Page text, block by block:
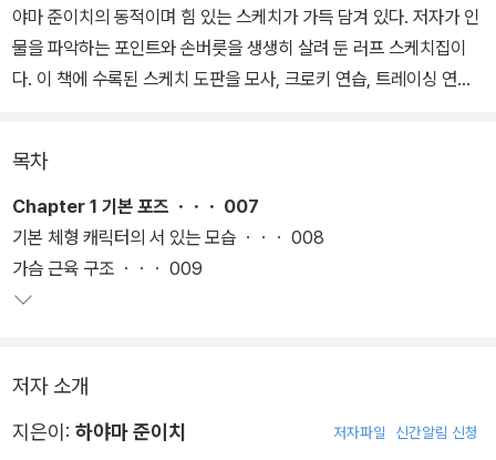
야마 준이치의 동적이며 힘 있는 스케치가 가득 담겨 있다. 저자가 인
물을 파악하는 포인트와 손버릇을 생생히 살려 둔 러프 스케치집이
다. 이 책에 수록된 스케치 도판을 모사, 크로키 연습, 트레이싱 연습,
이 책에는 기본 체형부터 근육질 캐릭터의 움직임을 파악할 수 있는
동작 600여 점이 수록되어 있다. 자연스러운 기본 포즈는 물론 달리
기, 구기 종목, 무술을 다룬 운동 포즈와 맨손 격투, 무기를 든 격투,
히어로 액션 포즈, 그리고 신체 부위별 그리는 방법을 보여 주는 스케
연속적인 동작의 흐름을 파악하고 박진감을 시각적으로 그려 내는 애
니메이터로서 저자가 직접 터득한 활용도 높은 포인트들도 만날 수
목차
Chapter 1 기본 포즈 ㆍㆍㆍ 007
기본 체형 캐릭터의 서 있는 모습 ㆍㆍㆍ 008
가슴 근육 구조 ㆍㆍㆍ 009
저자 소개
지은이: 하야마 준이치 저자파일 신간알림 신청